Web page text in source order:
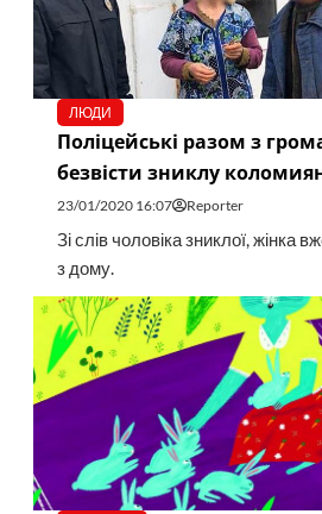
ЛЮДИ
Поліцейські разом з
безвісти зниклу
23/01/2020 16:07 Reporter
Зі слів чоловіка зниклої, жінка
з дому.